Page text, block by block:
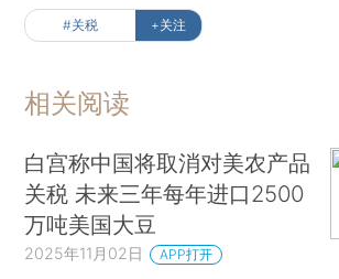
#关税 +关注
相关阅读
白宫称中国将取消对美农产品
关税 未来三年每年进口2500
万吨美国大豆
2025年11月02日 APP打开